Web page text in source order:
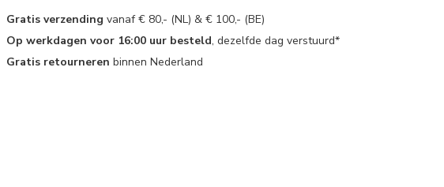
Gratis verzendingvanaf € 80,- (NL) & € 100,- (BE)
Op werkdagen voor 16:00 uur besteld, dezelfde dag verstuurd*
Gratis retourneren binnen Nederland